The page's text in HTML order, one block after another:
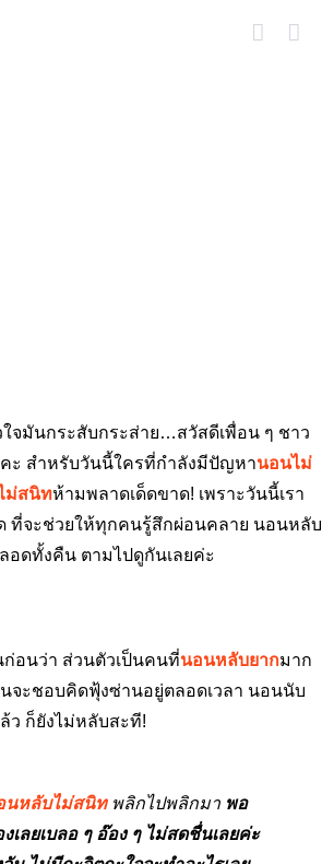
จมันกระสับกระส่าย…สวัสดีเพื่อน ๆ ชาว
ะ สำหรับวันนี้ใครที่กำลังมีปัญหานอนไม่
ม่สนิทห้ามพลาดเด็ดขาด! เพราะวันนี้เรา
ที่จะช่วยให้ทุกคนรู้สึกผ่อนคลาย นอนหลับ
อดทั้งคืน ตามไปดูกันเลยค่ะ
อนว่า ส่วนตัวเป็นคนที่นอนหลับยากมาก
จะชอบคิดฟุ้งซ่านอยู่ตลอดเวลา นอนนับ
ว ก็ยังไม่หลับสะที!
นหลับไม่สนิทพลิกไปพลิกมา พอ
เลยเบลอ ๆ อ๊อง ๆ ไม่สดชื่นเลยค่ะ